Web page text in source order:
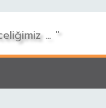
… "